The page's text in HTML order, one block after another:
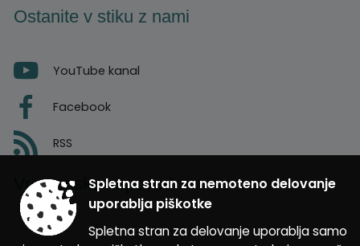
Ostanite v stiku z nami
YouTube kanal
Facebook
RSS
Vremenska napoved
Spletna stran za nemoteno delovanje
uporablja piškotke
Spletna stran za delovanje uporablja samo